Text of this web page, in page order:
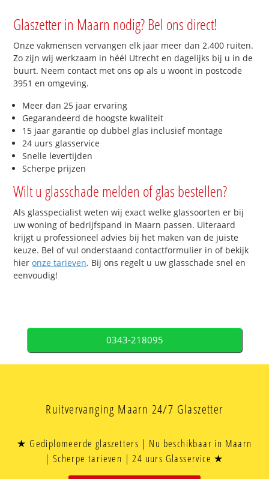
Glaszetter in Maarn nodig? Bel ons direct!
Onze vakmensen vervangen elk jaar meer dan 2.400 ruiten.
Zo zijn wij werkzaam in héél Utrecht en dagelijks bij u in de
buurt. Neem contact met ons op als u woont in postcode
3951 en omgeving.
Meer dan 25 jaar ervaring
Gegarandeerd de hoogste kwaliteit
15 jaar garantie op dubbel glas inclusief montage
24 uurs glasservice
Snelle levertijden
Scherpe prijzen
Wilt u glasschade melden of glas bestellen?
Als glasspecialist weten wij exact welke glassoorten er bij
uw woning of bedrijfspand in Maarn passen. Uiteraard
krijgt u professioneel advies bij het maken van de juiste
keuze. Bel of vul onderstaand contactformulier in of bekijk
hieronze tarieven. Bij ons regelt u uw glasschade snel en
eenvoudig!
0343-218095
Ruitvervanging Maarn 24/7 Glaszetter
★ Gediplomeerde glaszetters | Nu beschikbaar in Maarn
| Scherpe tarieven | 24 uurs Glasservice ★